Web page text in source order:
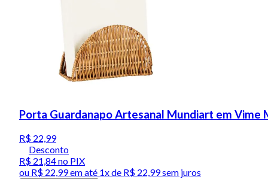
Porta Guardanapo Artesanal Mundiart em Vime
R$ 22,99
Desconto
R$ 21,84no PIX
ou R$ 22,99em até 1x de R$ 22,99sem juros